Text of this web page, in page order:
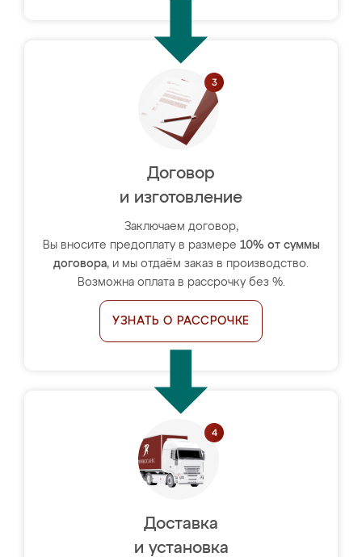
Договор
и изготовление
Заключаем договор,
Вы вносите предоплату в размере 10% от суммы
договора, и мы отдаём заказ в производство.
Возможна оплата в рассрочку без %.
УЗНАТЬ О РАССРОЧКЕ
Доставка
и установка